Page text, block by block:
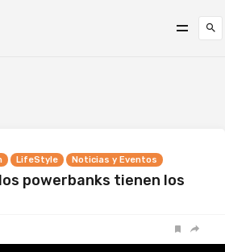
LifeStyle Noticias y Eventos
powerbanks tienen los